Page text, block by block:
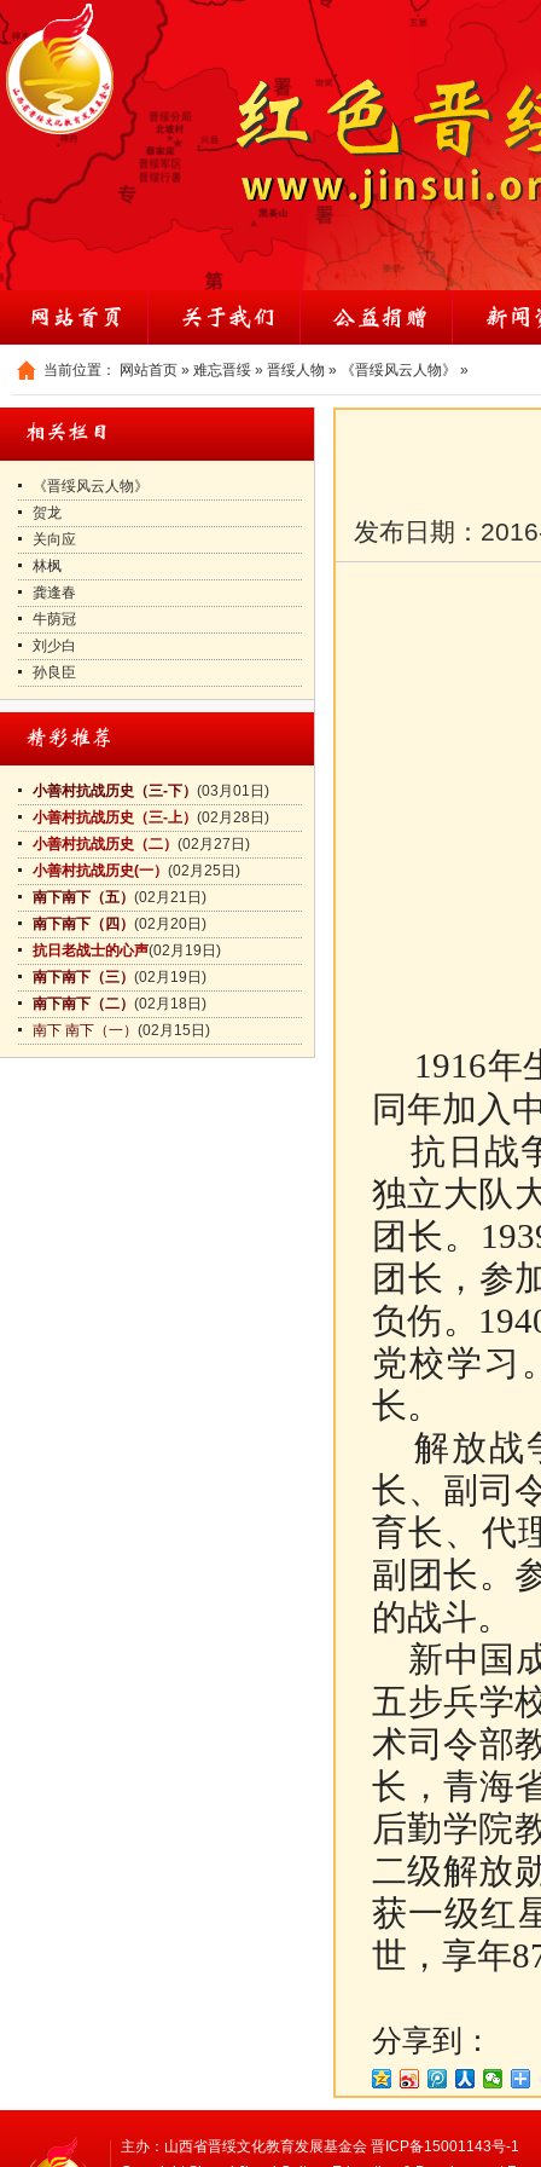
当前位置： 网站首页 » 难忘晋绥 » 晋绥人物 » 《晋绥风云人物》 »
《晋绥风云人物》
贺龙
关向应
林枫
龚逢春
牛荫冠
刘少白
孙良臣
小善村抗战历史（三-下） (03月01日)
小善村抗战历史（三-上） (02月28日)
小善村抗战历史（二） (02月27日)
小善村抗战历史(一） (02月25日)
南下南下（五） (02月21日)
南下南下（四） (02月20日)
抗日老战士的心声(02月19日)
南下南下（三） (02月19日)
南下南下（二） (02月18日)
南下 南下（一） (02月15日)
发布日期：
1916年
同年加入
抗日战
独立大队
团长。
团长，参
负伤。
党校学习
长。
解放战
长、副司
育长、代
副团长。
的战斗。
新中国
五步兵学
术司令部
长，青海
后勤学院
二级解放
获一级红
世，享年
分享到：
主办：山西省晋绥文化教育发展基金会 晋ICP备15001143号-1